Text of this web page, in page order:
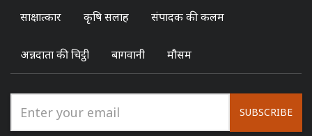
साक्षात्कार कृषि सलाह संपादक की कलम
अन्नदाता की चिट्ठी बागवानी मौसम
SUBSCRIBE